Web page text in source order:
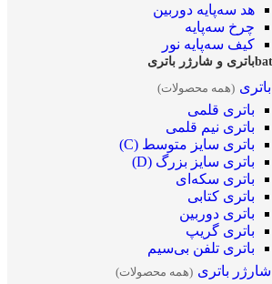
هد سه‌پایه دوربین
چرخ سه‌پایه
کیف سه‌پایه نور
باتری و شارژر باتری
باتری (همه محصولات)
باتری قلمی
باتری نیم قلمی
باتری سایز متوسط (C)
باتری سایز بزرگ (D)
باتری سکه‌ای
باتری کتابی
باتری دوربین
باتری گریپ
باتری تلفن بی‌سیم
شارژر باتری (همه محصولات)